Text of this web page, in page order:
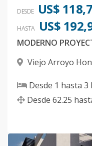
DESDE US$
HASTA US$
Viejo Arroyo
Desde 1 hasta 3
Desde 62.25